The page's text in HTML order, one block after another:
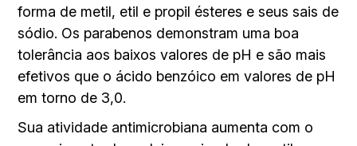
forma de metil, etil e propil ésteres e seus sais de
sódio. Os parabenos demonstram uma boa
tolerância aos baixos valores de pH e são mais
efetivos que o ácido benzóico em valores de pH
em torno de 3,0.
Sua atividade antimicrobiana aumenta com o